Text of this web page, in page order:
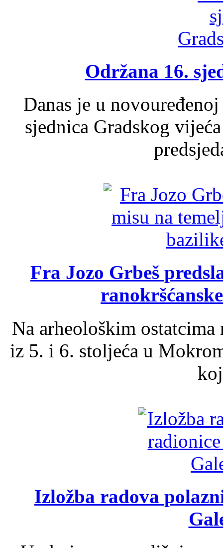
Održana 16.
Danas je u
sjednica Gradskog
Fra Jozo Grbeš
Na arheološkim
iz 5. i 6. stoljeća u
Izložba radova